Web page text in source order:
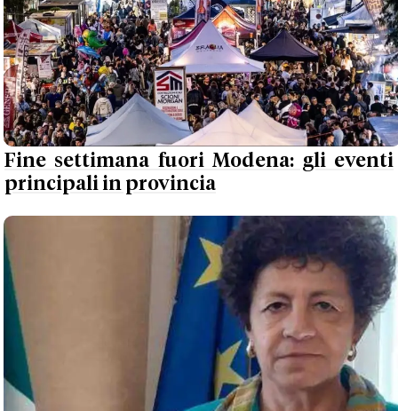
Fine settimana fuori Modena: gli eventi
principali in provincia